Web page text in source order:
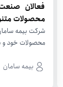
فعالان
محصولات
شوند
شرکت بیمه
محصولات خود و
بیمه سامان